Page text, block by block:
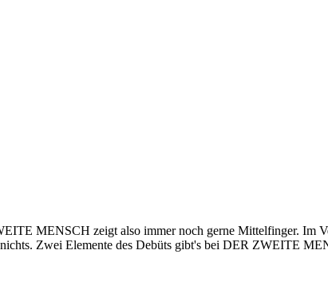
MENSCH zeigt also immer noch gerne Mittelfinger. Im
Zwei Elemente des Debüts gibt's bei DER ZWEITE